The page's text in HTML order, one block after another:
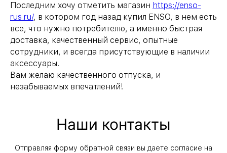
Последним хочу отметить магазин https://enso-
rus.ru/, в котором год назад купил ENSO, в нем есть
все, что нужно потребителю, а именно быстрая
доставка, качественный сервис, опытные
сотрудники, и всегда присутствующие в наличии
аксессуары.
Вам желаю качественного отпуска, и
незабываемых впечатлений!
Наши контакты
Отправляя форму обратной связи вы даете согласие на